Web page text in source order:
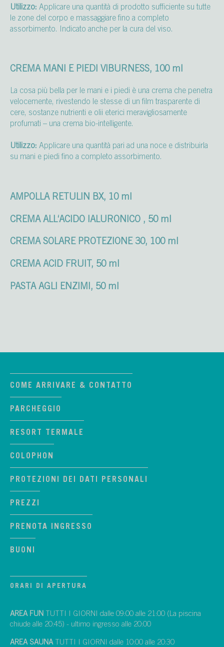
Utilizzo: Applicare una quantità di prodotto sufficiente su tutte
le zone del corpo e massaggiare fino a completo
assorbimento. Indicato anche per la cura del viso.
CREMA MANI E PIEDI VIBURNESS, 100 ml
La cosa più bella per le mani e i piedi è una crema che penetra
velocemente, rivestendo le stesse di un film trasparente di
cere, sostanze nutrienti e olii eterici meravigliosamente
profumati – una crema bio-intelligente.
Utilizzo: Applicare una quantità pari ad una noce e distribuirla
su mani e piedi fino a completo assorbimento.
AMPOLLA RETULIN BX, 10 ml
CREMA ALL‘ACIDO IALURONICO , 50 ml
CREMA SOLARE PROTEZIONE 30, 100 ml
CREMA ACID FRUIT, 50 ml
PASTA AGLI ENZIMI, 50 ml
COME ARRIVARE & CONTATTO
PARCHEGGIO
RESORT TERMALE
COLOPHON
PROTEZIONI DEI DATI PERSONALI
PREZZI
PRENOTA INGRESSO
BUONI
ORARI DI APERTURA
AREA FUN
TUTTI I GIORNI dalle 09:00 alle 21:00 (La piscina
chiude alle 20:45) - ultimo ingresso alle 20:00
AREA SAUNATUTTI I GIORNI dalle 10:00 alle 20:30